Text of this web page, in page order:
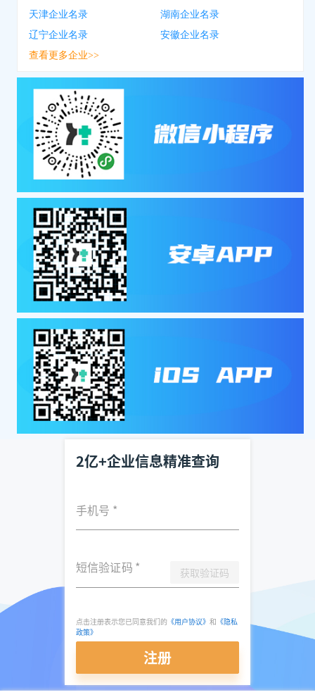
天津企业名录
湖南企业名录
辽宁企业名录
安徽企业名录
查看更多企业>>
2亿+企业信息精准查询
手机号 *
短信验证码 * 获取验证码
点击注册表示您已同意我们的 《用户协议》 和 《隐私
政策》
注册